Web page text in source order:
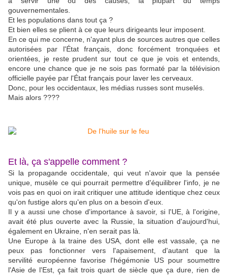
gouvernementales.
Et les populations dans tout ça ?
Et bien elles se plient à ce que leurs dirigeants leur imposent.
En ce qui me concerne, n'ayant plus de sources autres que celles
autorisées par l'État français, donc forcément tronquées et
orientées, je reste prudent sur tout ce que je vois et entends,
encore une chance que je ne sois pas formaté par la télévision
officielle payée par l'État français pour laver les cerveaux.
Donc, pour les occidentaux, les médias russes sont muselés.
Mais alors ????
Et là, ça s'appelle comment ?
Si la propagande occidentale, qui veut n'avoir que la pensée
unique, musèle ce qui pourrait permettre d'équilibrer l'info, je ne
vois pas en quoi on irait critiquer une attitude identique chez ceux
qu'on fustige alors qu'en plus on a besoin d'eux.
Il y a aussi une chose d'importance à savoir, si l'UE, à l'origine,
avait été plus ouverte avec la Russie, la situation d'aujourd'hui,
également en Ukraine, n'en serait pas là.
Une Europe à la traine des USA, dont elle est vassale, ça ne
peux pas fonctionner vers l'apaisement, d'autant que la
servilité européenne favorise l'hégémonie US pour soumettre
l'Asie de l'Est, ça fait trois quart de siècle que ça dure, rien de